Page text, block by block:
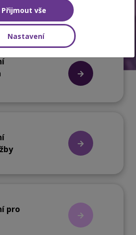
na další vzdělávání a
pro
Přijmout vše
Nastavení